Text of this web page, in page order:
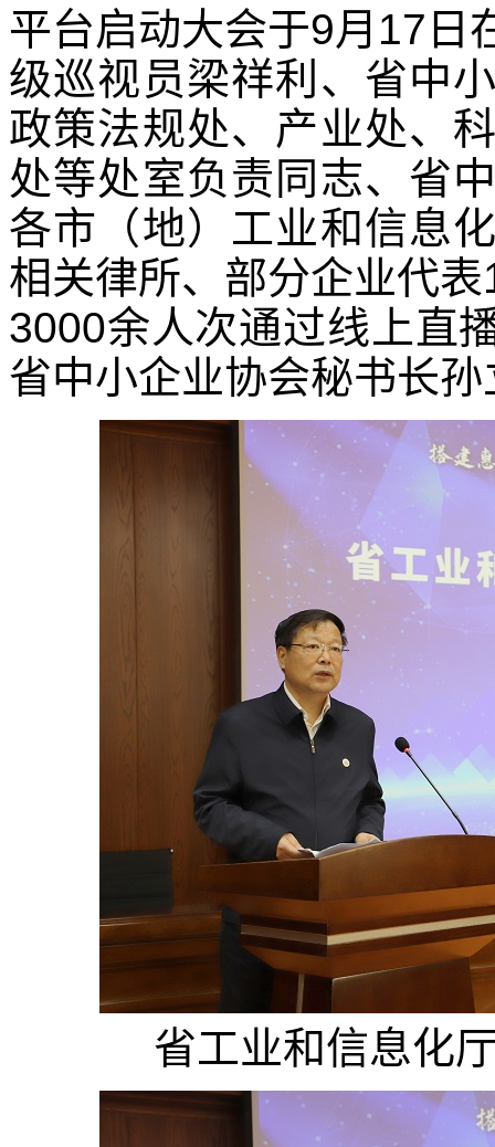
平台启动大会于9月17日
级巡视员梁祥利、省中
政策法规处、产业处、
处等处室负责同志、省
各市（地）工业和信息
相关律所、部分企业代
3000余人次通过线上直
省中小企业协会秘书长
省工业和信息化